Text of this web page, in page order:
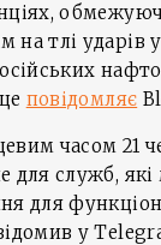
тлі ударів
повідомляє
часом 21
для служб,
для
у